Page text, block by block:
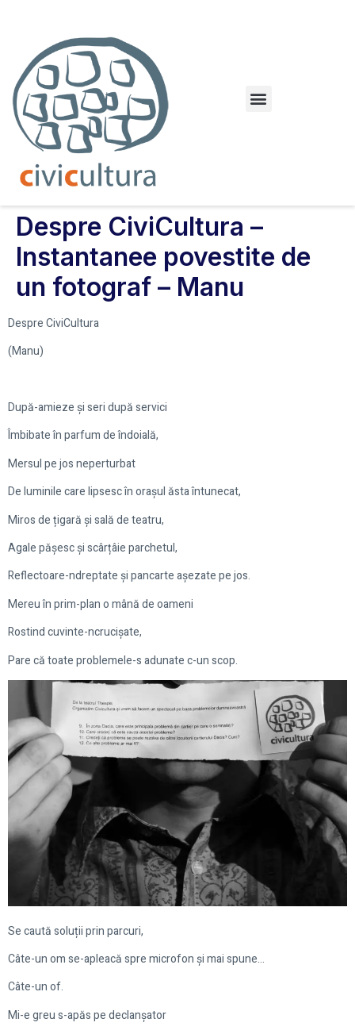
Despre CiviCultura –
Instantanee povestite de
un fotograf – Manu
Despre CiviCultura
(Manu)
După-amieze și seri după servici
Îmbibate în parfum de îndoială,
Mersul pe jos neperturbat
De luminile care lipsesc în orașul ăsta întunecat,
Miros de țigară și sală de teatru,
Agale pășesc și scârțâie parchetul,
Reflectoare-ndreptate și pancarte așezate pe jos.
Mereu în prim-plan o mână de oameni
Rostind cuvinte-ncrucișate,
Pare că toate problemele-s adunate c-un scop.
Se caută soluții prin parcuri,
Câte-un om se-apleacă spre microfon și mai spune…
Câte-un of.
Mi-e greu s-apăs pe declanșator